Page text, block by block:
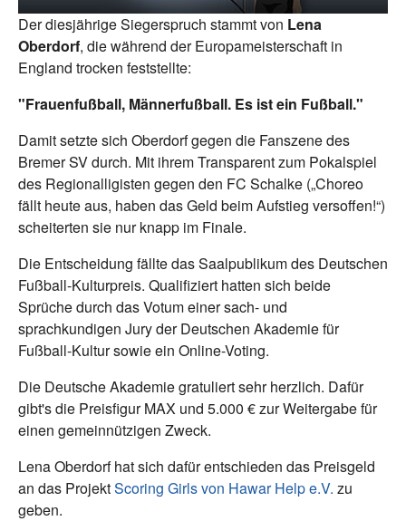
Der diesjährige Siegerspruch stammt von Lena
Oberdorf, die während der Europameisterschaft in
England trocken feststellte:
"Frauenfußball, Männerfußball. Es ist ein Fußball."
Damit setzte sich Oberdorf gegen die Fanszene des
Bremer SV durch. Mit ihrem Transparent zum Pokalspiel
des Regionalligisten gegen den FC Schalke („Choreo
fällt heute aus, haben das Geld beim Aufstieg versoffen!“)
scheiterten sie nur knapp im Finale.
Die Entscheidung fällte das Saalpublikum des Deutschen
Fußball-Kulturpreis. Qualifiziert hatten sich beide
Sprüche durch das Votum einer sach- und
sprachkundigen Jury der Deutschen Akademie für
Fußball-Kultur sowie ein Online-Voting.
Die Deutsche Akademie gratuliert sehr herzlich. Dafür
gibt's die Preisfigur MAX und 5.000 € zur Weitergabe für
einen gemeinnützigen Zweck.
Lena Oberdorf hat sich dafür entschieden das Preisgeld
an das ProjektScoring Girls von Hawar Help e.V. zu
geben.